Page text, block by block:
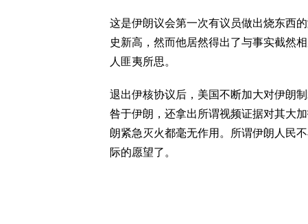
这是伊朗议会第一次有议员做出烧东西
史新高，然而他居然得出了与事实截然
人匪夷所思。
退出伊核协议后，美国不断加大对伊朗
咎于伊朗，还拿出所谓视频证据对其大
朗紧急灭火都毫无作用。所谓伊朗人民
际的愿望了。